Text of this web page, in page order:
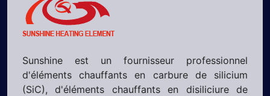
Sunshine est un fournisseur professionnel
d'éléments chauffants en carbure de silicium
(SiC), d'éléments chauffants en disiliciure de